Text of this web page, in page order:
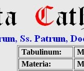
Tabulinum:
Materia: